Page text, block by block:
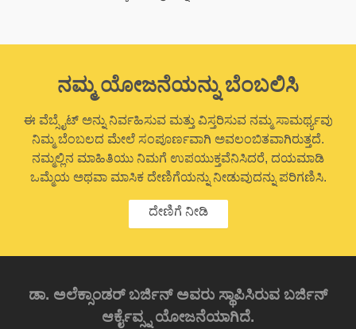
ನಮ್ಮ ಯೋಜನೆಯನ್ನು ಬೆಂಬಲಿಸಿ
ಈ ವೆಬ್ಸೈಟ್ ಅನ್ನು ನಿರ್ವಹಿಸುವ ಮತ್ತು ವಿಸ್ತರಿಸುವ ನಮ್ಮ ಸಾಮರ್ಥ್ಯವು
ನಿಮ್ಮ ಬೆಂಬಲದ ಮೇಲೆ ಸಂಪೂರ್ಣವಾಗಿ ಅವಲಂಬಿತವಾಗಿರುತ್ತದೆ.
ನಮ್ಮಲ್ಲಿನ ಮಾಹಿತಿಯು ನಿಮಗೆ ಉಪಯುಕ್ತವೆನಿಸಿದರೆ, ದಯಮಾಡಿ
ಒಮ್ಮೆಯ ಅಥವಾ ಮಾಸಿಕ ದೇಣಿಗೆಯನ್ನು ನೀಡುವುದನ್ನು ಪರಿಗಣಿಸಿ.
ದೇಣಿಗೆ ನೀಡಿ
ಡಾ. ಅಲೆಕ್ಸಾಂಡರ್ ಬರ್ಜಿನ್ ಅವರು ಸ್ಥಾಪಿಸಿರುವ ಬರ್ಜಿನ್
ಆರ್ಕೈವ್ಸ್ನ ಯೋಜನೆಯಾಗಿದೆ.